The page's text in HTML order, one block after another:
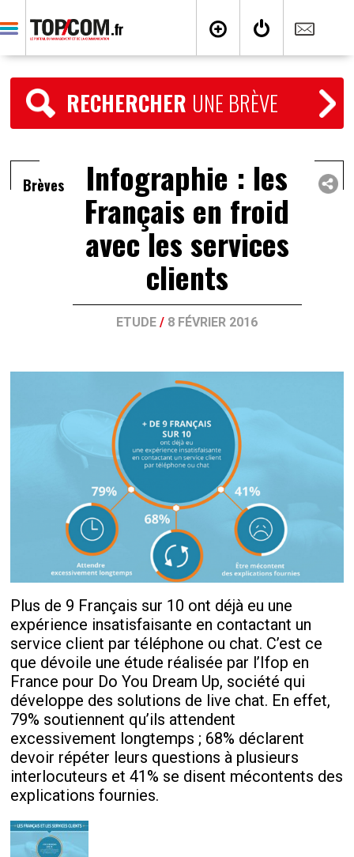
RECHERCHER UNE BRÈVE
Brèves Infographie : les
Français en froid
avec les services
clients
ETUDE / 8 FÉVRIER 2016
Plus de 9 Français sur 10 ont déjà eu une
expérience insatisfaisante en contactant un
service client par téléphone ou chat. C’est ce
que dévoile une étude réalisée par l’Ifop en
France pour Do You Dream Up, société qui
développe des solutions de live chat. En effet,
79% soutiennent qu’ils attendent
excessivement longtemps ; 68% déclarent
devoir répéter leurs questions à plusieurs
interlocuteurs et 41% se disent mécontents des
explications fournies.